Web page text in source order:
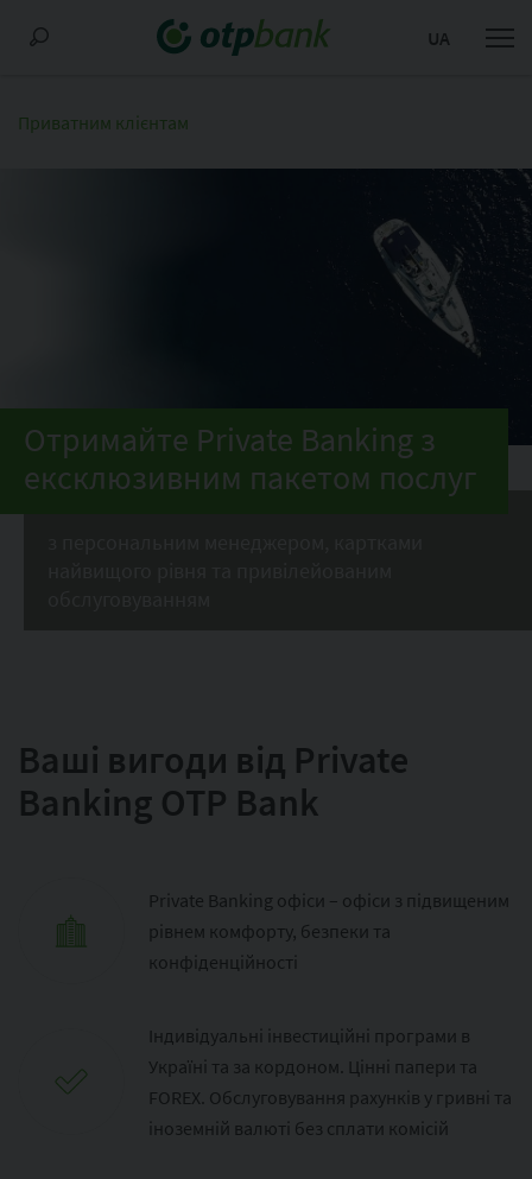
UA
Приватним клієнтам
Отримайте Private Banking з
ексклюзивним пакетом послуг
Ваші вигоди від Private
Banking OTP Bank
Private Banking офіси – офіси з підвищеним
рівнем комфорту, безпеки та
конфіденційності
Індивідуальні інвестиційні програми в
Україні та за кордоном. Цінні папери та
FOREX. Обслуговування рахунків у гривні та
іноземній валюті без сплати комісій